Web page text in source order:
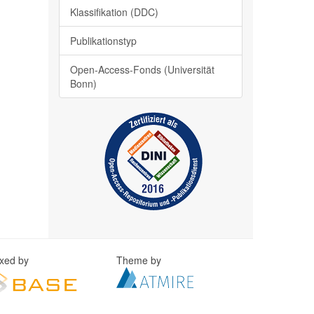
Klassifikation (DDC)
Publikationstyp
Open-Access-Fonds (Universität
Bonn)
by Theme by